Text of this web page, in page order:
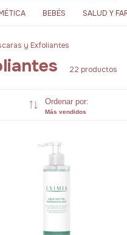
BEBÉS SALUD Y
y Exfoliantes
22 productos
Ordenar por:
Más vendidos